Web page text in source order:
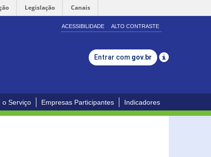
Legislação Canais
ACESSIBILIDADE ALTO CONTRASTE
Entrar com gov.br
o Serviço Empresas Participantes Indicadores